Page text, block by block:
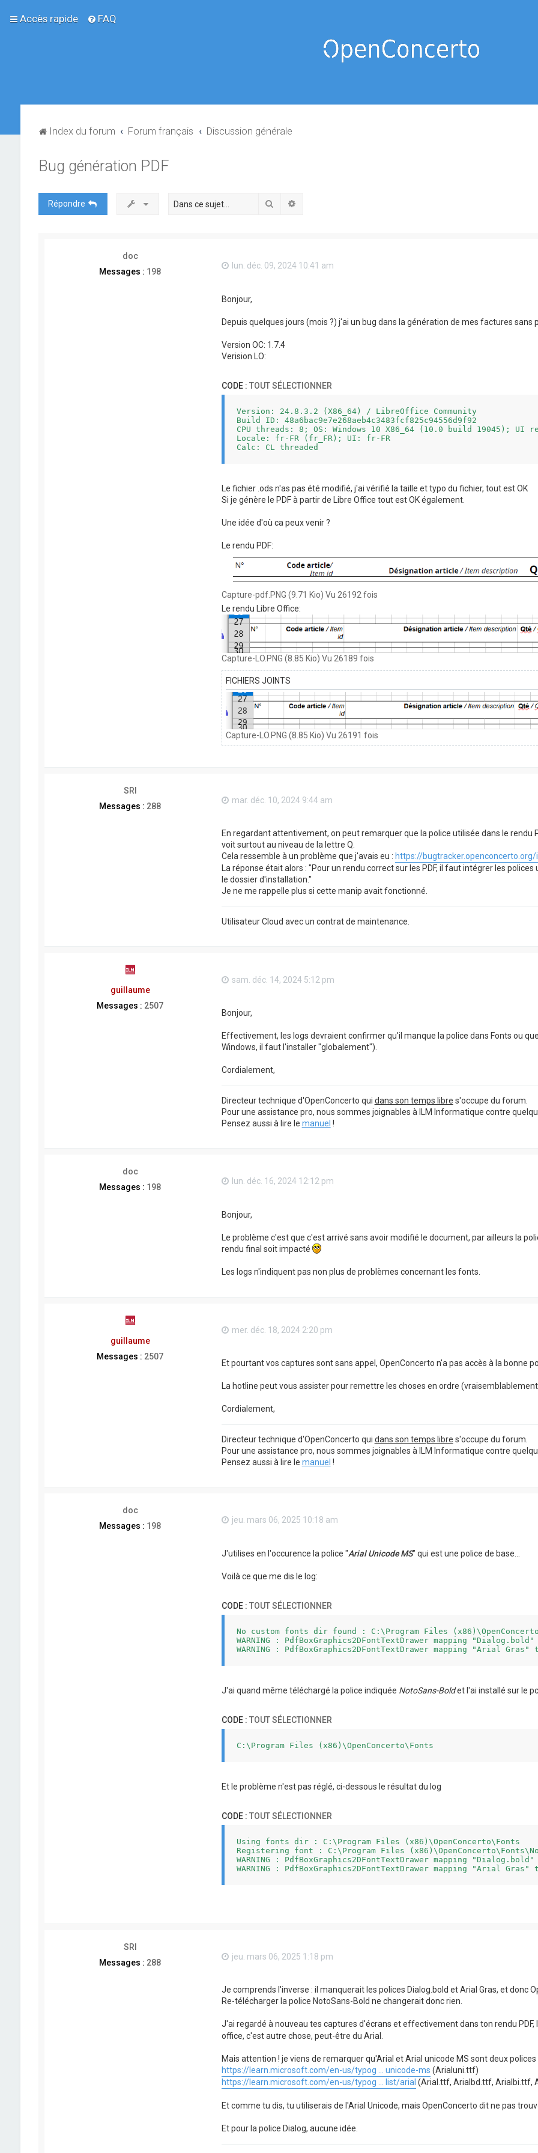
Accès rapide FAQ
Index du forum Forum français Discussion générale
Bug génération PDF
Répondre Rechercher
doc
Messages : 198
lun. déc. 09, 2024 10:41 am
Bonjour,
Depuis quelques jours (mois ?) j'ai un bug dans la génération de mes factures sans
Version OC: 1.7.4
Verision LO:
CODE : TOUT SÉLECTIONNER
Version: 24.8.3.2 (X86_64) / LibreOffice Community
Build ID: 48a6bac9e7e268aeb4c3483fcf825c94556d9f92
CPU threads: 8; OS: Windows 10 X86_64 (10.0 build 19045); UI
Locale: fr-FR (fr_FR); UI: fr-FR
Calc: CL threaded
Le fichier .ods n'as pas été modifié, j'ai vérifié la taille et typo du fichier, tout est OK
Si je génère le PDF à partir de Libre Office tout est OK également.
Une idée d'où ca peux venir ?
Le rendu PDF:
Capture-pdf.PNG (9.71 Kio) Vu 26192 fois
Le rendu Libre Office:
Capture-LO.PNG (8.85 Kio) Vu 26189 fois
FICHIERS JOINTS
Capture-LO.PNG (8.85 Kio) Vu 26191 fois
SRI
Messages : 288
mar. déc. 10, 2024 9:44 am
En regardant attentivement, on peut remarquer que la police utilisée dans le rendu
voit surtout au niveau de la lettre Q.
Cela ressemble à un problème que j'avais eu : https://
La réponse était alors : "Pour un rendu correct sur les PDF, il faut intégrer les
le dossier d'installation."
Je ne me rappelle plus si cette manip avait fonctionné.
Utilisateur Cloud avec un contrat de maintenance.
guillaume
Messages : 2507
sam. déc. 14, 2024 5:12 pm
Bonjour,
Effectivement, les logs devraient confirmer qu'il manque la police dans Fonts ou
Windows, il faut l'installer "globalement").
Cordialement,
Directeur technique d'OpenConcerto qui dans son temps libre s'occupe du forum.
Pour une assistance pro, nous sommes joignables à ILM Informatique contre
Pensez aussi à lire le manuel !
doc
Messages : 198
lun. déc. 16, 2024 12:12 pm
Bonjour,
Le problème c'est que c'est arrivé sans avoir modifié le document, par ailleurs la
rendu final soit impacté
Les logs n'indiquent pas non plus de problèmes concernant les fonts.
guillaume
Messages : 2507
mer. déc. 18, 2024 2:20 pm
Et pourtant vos captures sont sans appel, OpenConcerto n'a pas accès à la bonne
La hotline peut vous assister pour remettre les choses en ordre
Cordialement,
Directeur technique d'OpenConcerto qui dans son temps libre s'occupe du forum.
Pour une assistance pro, nous sommes joignables à ILM Informatique contre
Pensez aussi à lire le manuel !
doc
Messages : 198
jeu. mars 06, 2025 10:18 am
J'utilises en l'occurence la police "Arial Unicode MS" qui est une police de base...
Voilà ce que me dis le log:
CODE : TOUT SÉLECTIONNER
No custom fonts dir found : C:\Program Files
WARNING : PdfBoxGraphics2DFontTextDrawer mapping
J'ai quand même téléchargé la police indiquée NotoSans-Boldet l'ai installé sur le
CODE : TOUT SÉLECTIONNER
C:\Program Files (x86)\OpenConcerto\Fonts
Et le problème n'est pas réglé, ci-dessous le résultat du log
CODE : TOUT SÉLECTIONNER
Using fonts dir : C:\Program Files (x86)\OpenConcerto\Fonts
Registering font : C:\Program Files
WARNING : PdfBoxGraphics2DFontTextDrawer mapping
SRI
Messages : 288
jeu. mars 06, 2025 1:18 pm
Je comprends l'inverse : il manquerait les polices Dialog.bold et Arial Gras, et donc
Re-télécharger la police NotoSans-Bold ne changerait donc rien.
J'ai regardé à nouveau tes captures d'écrans et effectivement dans ton rendu PDF,
office, c'est autre chose, peut-être du Arial.
Mais attention ! je viens de remarquer qu'Arial et Arial unicode MS sont deux
https://learn.microsoft.com/en-us/typog ... unicode-ms (Arialuni.ttf)
https://learn.microsoft.com/en-us/typog ... list/arial (Arial.ttf, Arialbd.ttf, Arialbi.ttf,
Et comme tu dis, tu utiliserais de l'Arial Unicode, mais OpenConcerto dit ne pas
Et pour la police Dialog, aucune idée.